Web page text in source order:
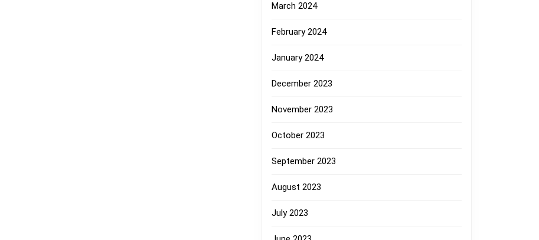
March 2024
February 2024
January 2024
December 2023
November 2023
October 2023
September 2023
August 2023
July 2023